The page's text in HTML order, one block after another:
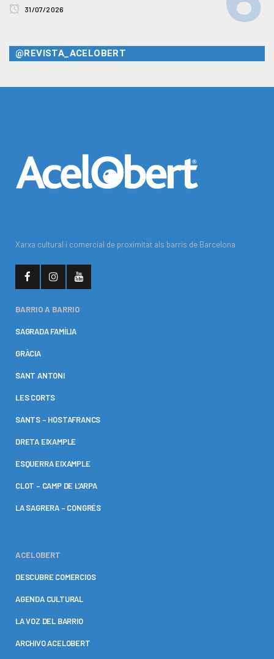
31/07/2026
@REVISTA_ACELOBERT
Xarxa cultural i comercial de proximitat als barris de Barcelona
BARRIO A BARRIO
SAGRADA FAMÍLIA
GRÀCIA
SANT ANTONI
LES CORTS
SANTS – HOSTAFRANCS
DRETA EIXAMPLE
ESQUERRA EIXAMPLE
CLOT – CAMP DE L’ARPA
LA SAGRERA – CONGRÉS
ACELOBERT
DESCUBRE COMERCIOS
AGENDA CULTURAL
LA VOZ DEL BARRIO
ARCHIVO ACELOBERT